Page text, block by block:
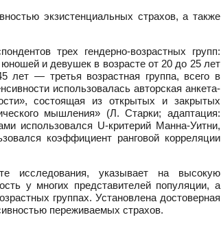
экзистенциальных страхов, а также
трех гендерно-возрастных групп:
и девушек в возрасте от 20 до 25 лет
— третья возрастная группа, всего в
использовалась авторская анкета-
состоящая из открытых и закрытых
мышления» (Л. Старки; адаптация:
использовался U-критерий Манна-Уитни,
коэффициент ранговой корреляции
исследования, указывает на высокую
у многих представителей популяции, а
группах. Установлена достоверная
переживаемых страхов.